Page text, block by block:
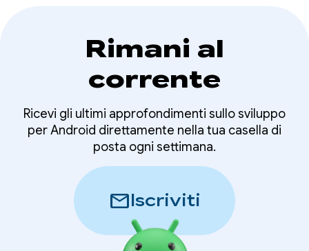
Rimani al
corrente
Ricevi gli ultimi approfondimenti sullo sviluppo
per Android direttamente nella tua casella di
posta ogni settimana.
mailIscriviti